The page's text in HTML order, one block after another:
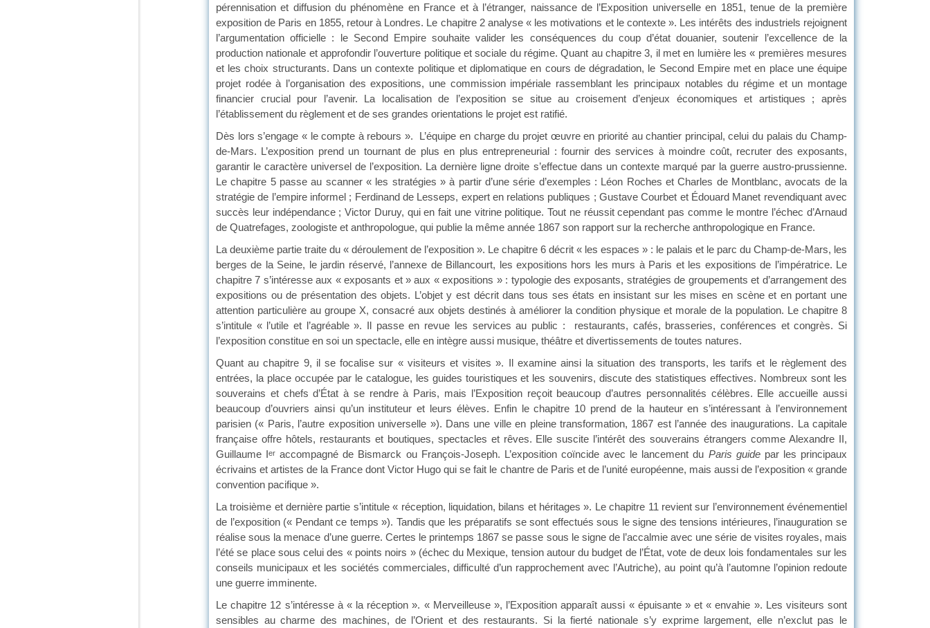
pérennisation et diffusion du phénomène en France et à l’étranger, naissance de l’Exposition universelle en 1851, tenue de la première
exposition de Paris en 1855, retour à Londres. Le chapitre 2 analyse « les motivations et le contexte ». Les intérêts des industriels rejoignent
l’argumentation officielle : le Second Empire souhaite valider les conséquences du coup d’état douanier, soutenir l’excellence de la
production nationale et approfondir l’ouverture politique et sociale du régime. Quant au chapitre 3, il met en lumière les « premières mesures
et les choix structurants. Dans un contexte politique et diplomatique en cours de dégradation, le Second Empire met en place une équipe
projet rodée à l’organisation des expositions, une commission impériale rassemblant les principaux notables du régime et un montage
financier crucial pour l’avenir. La localisation de l’exposition se situe au croisement d’enjeux économiques et artistiques ; après
l’établissement du règlement et de ses grandes orientations le projet est ratifié.
Dès lors s’engage « le compte à rebours ». L’équipe en charge du projet œuvre en priorité au chantier principal, celui du palais du Champ-
de-Mars. L’exposition prend un tournant de plus en plus entrepreneurial : fournir des services à moindre coût, recruter des exposants,
garantir le caractère universel de l’exposition. La dernière ligne droite s’effectue dans un contexte marqué par la guerre austro-prussienne.
Le chapitre 5 passe au scanner « les stratégies » à partir d’une série d’exemples : Léon Roches et Charles de Montblanc, avocats de la
stratégie de l’empire informel ; Ferdinand de Lesseps, expert en relations publiques ; Gustave Courbet et Édouard Manet revendiquant avec
succès leur indépendance ; Victor Duruy, qui en fait une vitrine politique. Tout ne réussit cependant pas comme le montre l’échec d’Arnaud
de Quatrefages, zoologiste et anthropologue, qui publie la même année 1867 son rapport sur la recherche anthropologique en France.
La deuxième partie traite du « déroulement de l’exposition ». Le chapitre 6 décrit « les espaces » : le palais et le parc du Champ-de-Mars, les
berges de la Seine, le jardin réservé, l’annexe de Billancourt, les expositions hors les murs à Paris et les expositions de l’impératrice. Le
chapitre 7 s’intéresse aux « exposants et » aux « expositions » : typologie des exposants, stratégies de groupements et d’arrangement des
expositions ou de présentation des objets. L’objet y est décrit dans tous ses états en insistant sur les mises en scène et en portant une
attention particulière au groupe X, consacré aux objets destinés à améliorer la condition physique et morale de la population. Le chapitre 8
s’intitule « l’utile et l’agréable ». Il passe en revue les services au public : restaurants, cafés, brasseries, conférences et congrès. Si
l’exposition constitue en soi un spectacle, elle en intègre aussi musique, théâtre et divertissements de toutes natures.
Quant au chapitre 9, il se focalise sur « visiteurs et visites ». Il examine ainsi la situation des transports, les tarifs et le règlement des
entrées, la place occupée par le catalogue, les guides touristiques et les souvenirs, discute des statistiques effectives. Nombreux sont les
souverains et chefs d’État à se rendre à Paris, mais l’Exposition reçoit beaucoup d’autres personnalités célèbres. Elle accueille aussi
beaucoup d’ouvriers ainsi qu’un instituteur et leurs élèves. Enfin le chapitre 10 prend de la hauteur en s’intéressant à l’environnement
parisien (« Paris, l’autre exposition universelle »). Dans une ville en pleine transformation, 1867 est l’année des inaugurations. La capitale
française offre hôtels, restaurants et boutiques, spectacles et rêves. Elle suscite l’intérêt des souverains étrangers comme Alexandre II,
Guillaume Ier accompagné de Bismarck ou François-Joseph. L’exposition coïncide avec le lancement du Paris guidepar les principaux
écrivains et artistes de la France dont Victor Hugo qui se fait le chantre de Paris et de l’unité européenne, mais aussi de l’exposition « grande
convention pacifique ».
La troisième et dernière partie s’intitule « réception, liquidation, bilans et héritages ». Le chapitre 11 revient sur l’environnement événementiel
de l’exposition (« Pendant ce temps »). Tandis que les préparatifs se sont effectués sous le signe des tensions intérieures, l’inauguration se
réalise sous la menace d’une guerre. Certes le printemps 1867 se passe sous le signe de l’accalmie avec une série de visites royales, mais
l’été se place sous celui des « points noirs » (échec du Mexique, tension autour du budget de l’État, vote de deux lois fondamentales sur les
conseils municipaux et les sociétés commerciales, difficulté d’un rapprochement avec l’Autriche), au point qu’à l’automne l’opinion redoute
une guerre imminente.
Le chapitre 12 s’intéresse à « la réception ». « Merveilleuse », l’Exposition apparaît aussi « épuisante » et « envahie ». Les visiteurs sont
sensibles au charme des machines, de l’Orient et des restaurants. Si la fierté nationale s’y exprime largement, elle n’exclut pas le